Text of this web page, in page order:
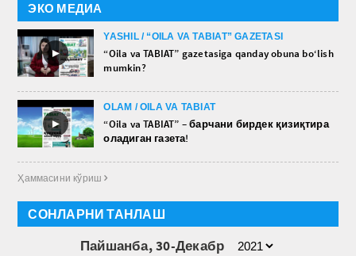
ЭКО МЕДИА
►
YASHIL / “OILA VA TABIAT” GAZETASI
“Oila va TABIAT” gazetasiga qanday obuna bo‘lish
mumkin?
►
OLAM / OILA VA TABIAT
“Oila va TABIAT” – барчани бирдек қизиқтира
оладиган газета!
Ҳаммасини кўриш 
СОНЛАРНИ ТАНЛАШ
Пайшанба, 30-Декабр